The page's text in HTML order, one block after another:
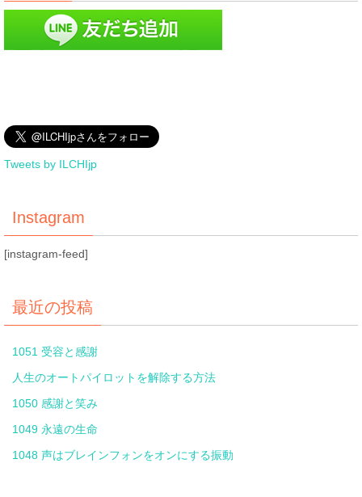
Tweets by ILCHIjp
Instagram
[instagram-feed]
最近の投稿
1051 受容と感謝
人生のオートパイロットを解除する方法
1050 感謝と笑み
1049 永遠の生命
1048 声はブレインフォンをオンにする振動